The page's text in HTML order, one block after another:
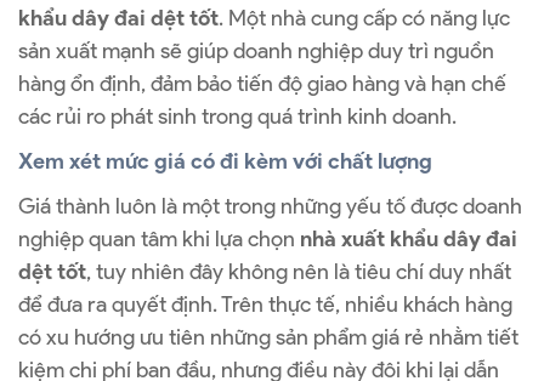
khẩu dây đai dệt tốt. Một nhà cung cấp có năng lực
sản xuất mạnh sẽ giúp doanh nghiệp duy trì nguồn
hàng ổn định, đảm bảo tiến độ giao hàng và hạn chế
các rủi ro phát sinh trong quá trình kinh doanh.
Xem xét mức giá có đi kèm với chất lượng
Giá thành luôn là một trong những yếu tố được doanh
nghiệp quan tâm khi lựa chọn nhà xuất khẩu dây đai
dệt tốt, tuy nhiên đây không nên là tiêu chí duy nhất
để đưa ra quyết định. Trên thực tế, nhiều khách hàng
có xu hướng ưu tiên những sản phẩm giá rẻ nhằm tiết
kiệm chi phí ban đầu, nhưng điều này đôi khi lại dẫn